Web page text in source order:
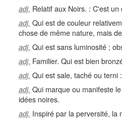
adj. Relatif aux Noirs. : C'est un
adj. Qui est de couleur
chose de même nature, mais
adj. Qui est sans luminosité ;
adj. Familier. Qui est bien
adj. Qui est sale, taché ou terni
adj. Qui marque ou manifeste
idées noires.
adj. Inspiré par la perversité, la